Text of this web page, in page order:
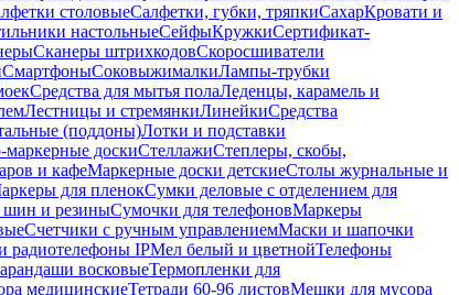
столовыеСалфетки, губки, тряпкиСахарКровати и
настольныеСейфыКружкиСертификат-
Сканеры штрихкодовСкоросшиватели
СмартфоныСоковыжималкиЛампы-трубки
Средства для мытья полаЛеденцы, карамель и
Лестницы и стремянкиЛинейкиСредства
(поддоны)Лотки и подставки
доскиСтеллажиСтеплеры, скобы,
и кафеМаркерные доски детскиеСтолы журнальные и
для пленокСумки деловые с отделением для
и резиныСумочки для телефоновМаркеры
Счетчики с ручным управлениемМаски и шапочки
радиотелефоны IPМел белый и цветнойТелефоны
восковыеТермопленки для
медицинскиеТетради 60-96 листовМешки для мусора